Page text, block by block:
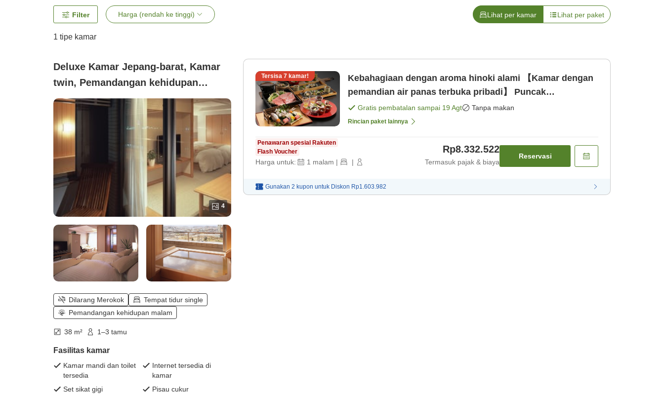
Filter Harga (rendah ke tinggi) Lihat per kamar Lihat per paket
1 tipe kamar
Deluxe Kamar Jepang-barat, Kamar
twin, Pemandangan kehidupan
malam, Tidak merokok (Kamar
dengan pemandian air panas alami
dan pemandian terbuka pribadi
(bebas asap rokok))
4
Dilarang Merokok
Tempat tidur single
Pemandangan kehidupan malam
38 m² 1–3 tamu
Fasilitas kamar
Kamar mandi dan toilet
tersedia
Internet tersedia di
kamar
Set sikat gigi
Pisau cukur
Tersisa 7 kamar!
Kebahagiaan dengan aroma hinoki alami 【Kamar dengan
pemandian air panas terbuka pribadi】 Puncak
kemewahan 【Hidangan kaiseki istimewa】
Gratis pembatalan sampai 19 Agt Tanpa makan
Rincian paket lainnya
Penawaran spesial Rakuten
Flash Voucher
Harga untuk: 1 malam | |
Rp8.332.522
Termasuk pajak & biaya
Reservasi
Gunakan 2 kupon untuk Diskon Rp1.603.982